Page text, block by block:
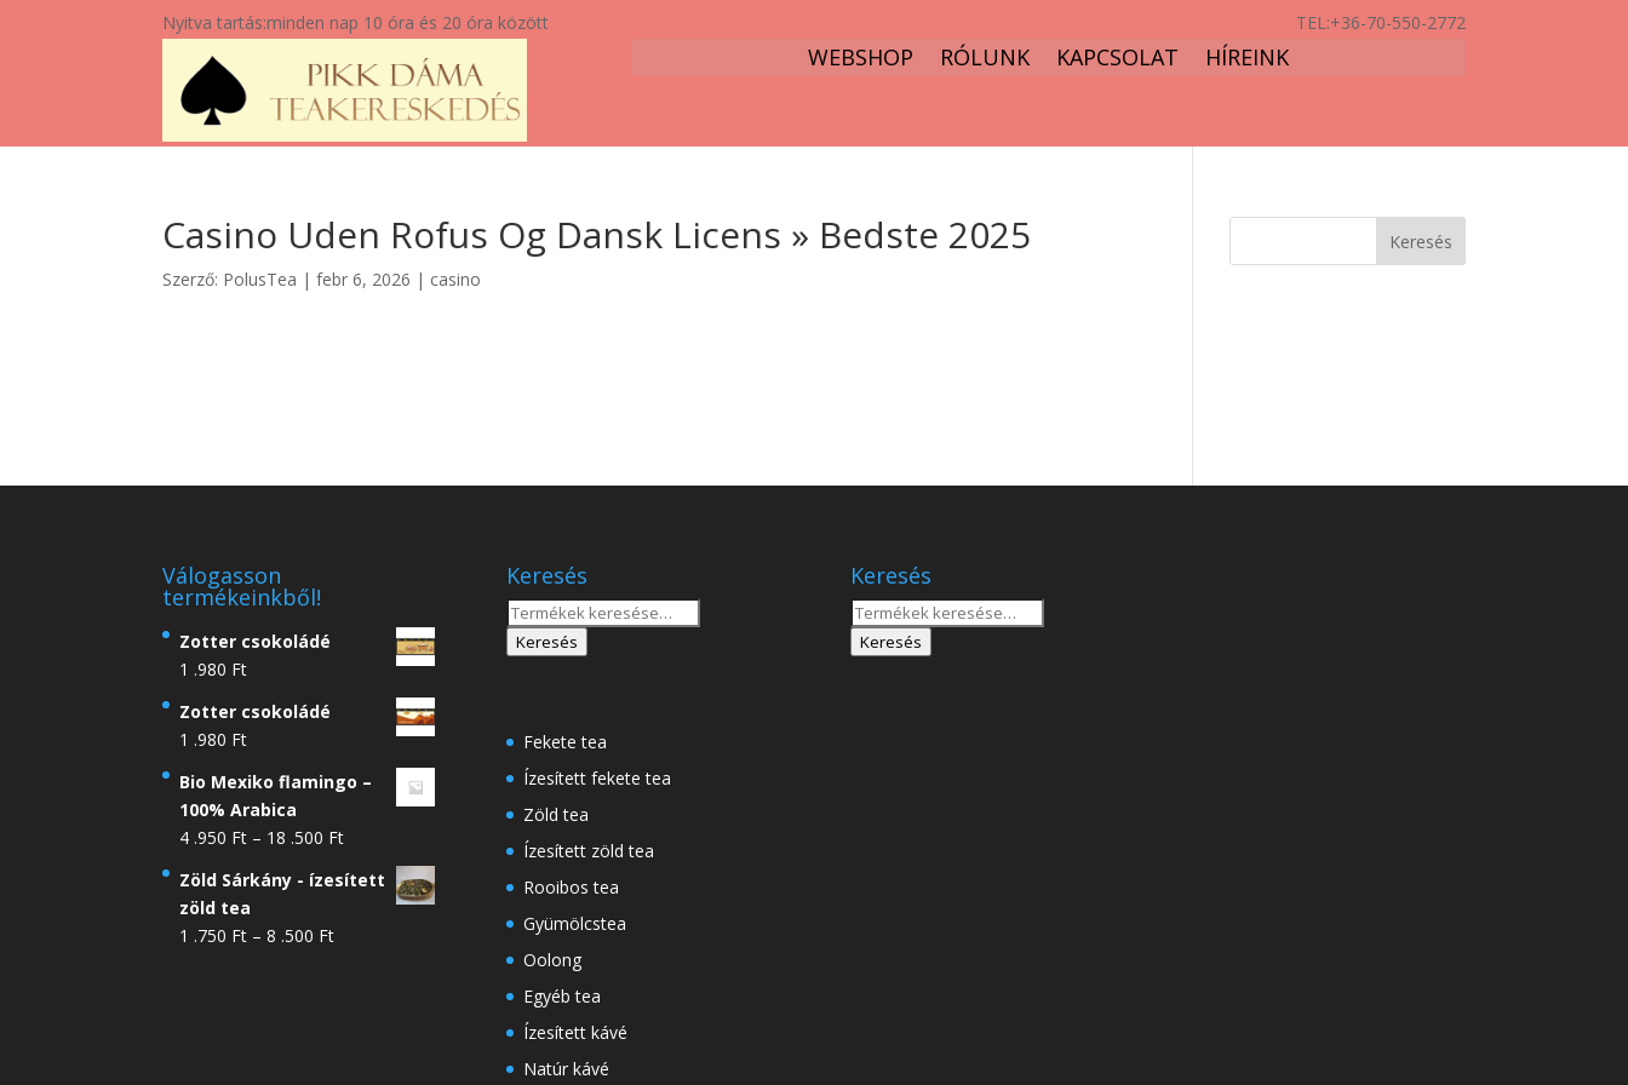
Nyitva tartás:minden nap 10 óra és 20 óra között TEL:+36-70-550-2772
WEBSHOP RÓLUNK KAPCSOLAT HÍREINK
Casino Uden Rofus Og Dansk Licens » Bedste 2025
Szerző: PolusTea |febr 6, 2026 | casino
Válogasson
termékeinkből!
Zotter csokoládé
1 .980 Ft
Zotter csokoládé
1 .980 Ft
Bio Mexiko flamingo –
100% Arabica
4 .950 Ft – 18 .500 FtÁrtartomány:
.950 Ft
Zöld Sárkány - ízesített
zöld tea
1 .750 Ft – 8 .500 FtÁrtartomány:
Keresés
Keresés
Keresés
Fekete tea
Ízesített fekete tea
Zöld tea
Ízesített zöld tea
Rooibos tea
Gyümölcstea
Oolong
Egyéb tea
Ízesített kávé
Natúr kávé
Keresés
Keresés
Keresés